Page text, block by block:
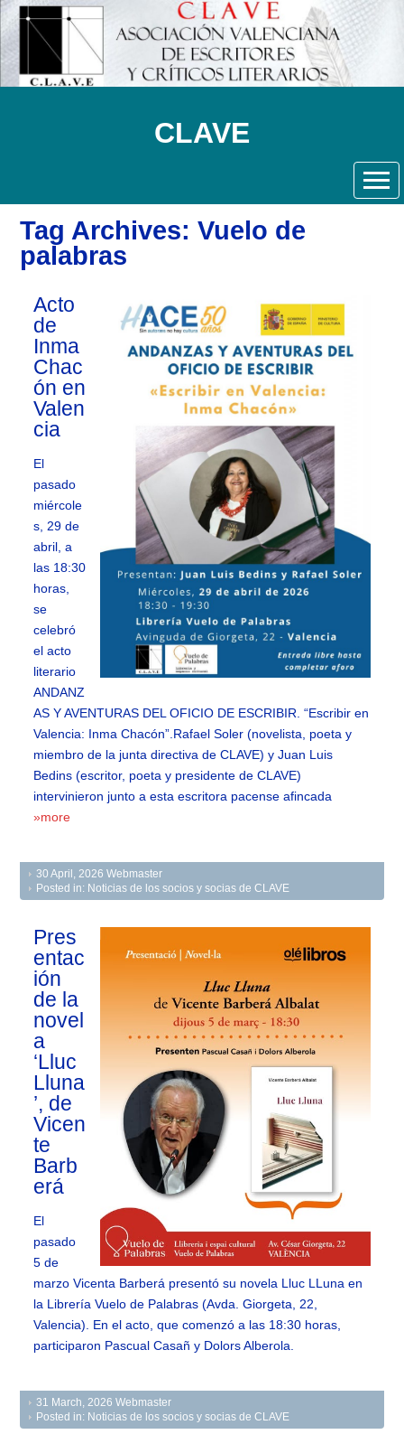
CLAVE
Tag Archives: Vuelo de
palabras
Acto
de
Inma
Chac
ón en
Valen
cia
El
pasado
miércole
s, 29 de
abril, a
las 18:30
horas,
se
celebró
el acto
literario
ANDANZ
AS Y AVENTURAS DEL OFICIO DE ESCRIBIR. “Escribir en
Valencia: Inma Chacón”.Rafael Soler (novelista, poeta y
miembro de la junta directiva de CLAVE) y Juan Luis
Bedins (escritor, poeta y presidente de CLAVE)
intervinieron junto a esta escritora pacense afincada
»more
30 April, 2026 Webmaster
Posted in: Noticias de los socios y socias de CLAVE
Pres
entac
ión
de la
novel
a
‘Lluc
Lluna
’, de
Vicen
te
Barb
erá
El
pasado
5 de
marzo Vicenta Barberá presentó su novela Lluc LLuna en
la Librería Vuelo de Palabras (Avda. Giorgeta, 22,
Valencia). En el acto, que comenzó a las 18:30 horas,
participaron Pascual Casañ y Dolors Alberola.
31 March, 2026 Webmaster
Posted in: Noticias de los socios y socias de CLAVE